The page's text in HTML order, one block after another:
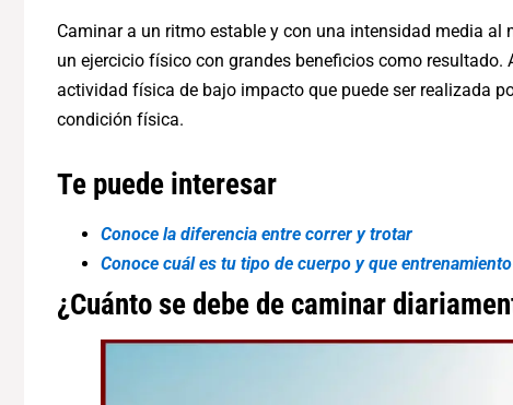
Caminar a un ritmo estable y con una intensidad media al
un ejercicio físico con grandes beneficios como
actividad física de bajo impacto que puede ser realizada
condición física.
Te puede interesar
Conoce la diferencia entre correr y trotar
Conoce cuál es tu tipo de cuerpo y que
¿Cuánto se debe de caminar